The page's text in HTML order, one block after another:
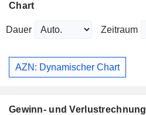
Chart
Dauer Zeitraum
AZN: Dynamischer Chart
Gewinn- und